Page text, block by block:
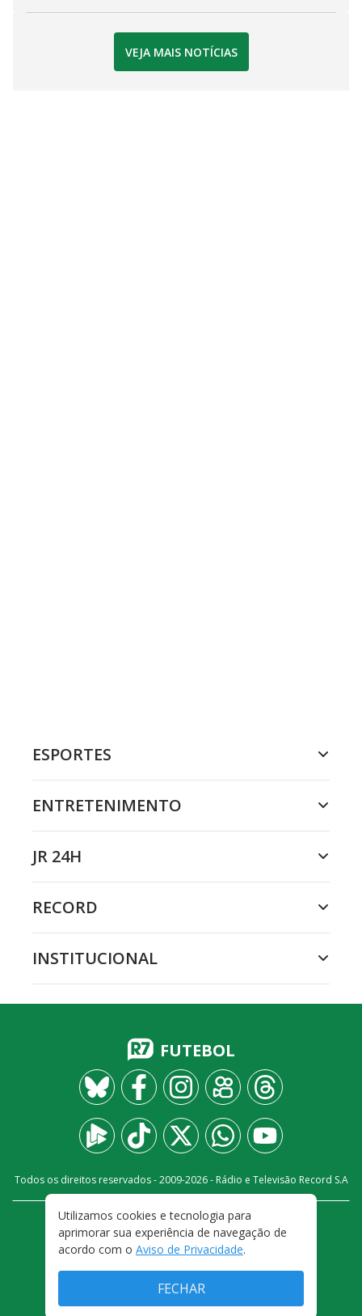
VEJA MAIS NOTÍCIAS
ESPORTES
ENTRETENIMENTO
JR 24H
RECORD
INSTITUCIONAL
FUTEBOL
Todos os direitos reservados - 2009-2026- Rádio e Televisão Record S.A
FALE CONOSCO
PRIVACIDADE
TERMOS E CONDIÇÕES DE USO
Utilizamos cookies e tecnologia para
aprimorar sua experiência de navegação de
acordo com o Aviso de Privacidade.
FECHAR